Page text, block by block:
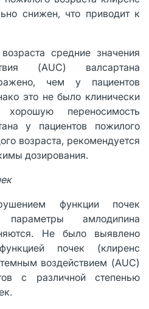
снижен, что приводит к
средние значения
(AUC) валсартана
чем у пациентов
это не было клинически
переносимость
у пациентов пожилого
возраста, рекомендуется
дозирования.
функции почек
параметры амлодипина
Не было выявлено
почек (клиренс
воздействием (AUC)
с различной степенью